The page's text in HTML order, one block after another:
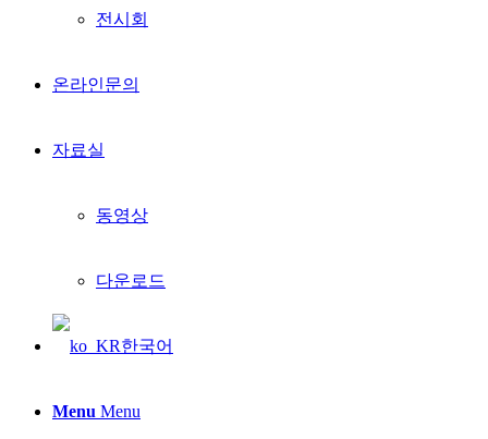
전시회
온라인문의
자료실
동영상
다운로드
한국어
Menu Menu